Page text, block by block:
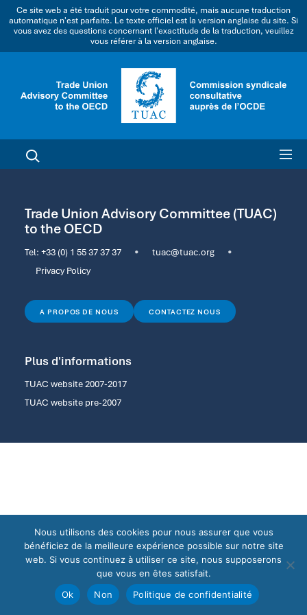
Ce site web a été traduit pour votre commodité, mais aucune traduction
automatique n'est parfaite. Le texte officiel est la version anglaise du site. Si
vous avez des questions concernant l'exactitude de la traduction, veuillez
vous référer à la version anglaise.
Trade Union Advisory Committee (TUAC)
to the OECD
Tel: +33 (0) 1 55 37 37 37 • tuac@tuac.org
•
Privacy Policy
A PROPOS DE NOUS CONTACTEZ NOUS
Plus d'informations
TUAC website 2007-2017
TUAC website pre-2007
Nous utilisons des cookies pour nous assurer que vous
bénéficiez de la meilleure expérience possible sur notre site
web. Si vous continuez à utiliser ce site, nous supposerons
que vous en êtes satisfait.
Ok
Non Politique de confidentialité